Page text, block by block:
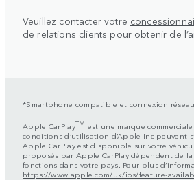
Veuillez contacter votre
de relations clients pour obtenir de
*Smartphone compatible et connexion
Apple CarPlayTM est une marque
conditions d’utilisation d’Apple Inc peuvent
Apple CarPlay est disponible sur votre
proposés par Apple CarPlay dépendent de
fonctions dans votre pays. Pour plus
https://www.apple.com/uk/ios/feature-